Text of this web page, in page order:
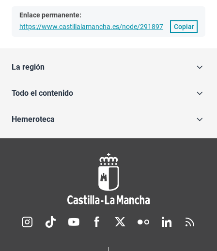
Enlace permanente:
https://www.castillalamancha.es/node/291897
Copiar
La región
Todo el contenido
Hemeroteca
Redes sociales JCCM